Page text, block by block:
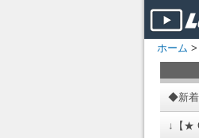
ホーム >
◆新
↓【★